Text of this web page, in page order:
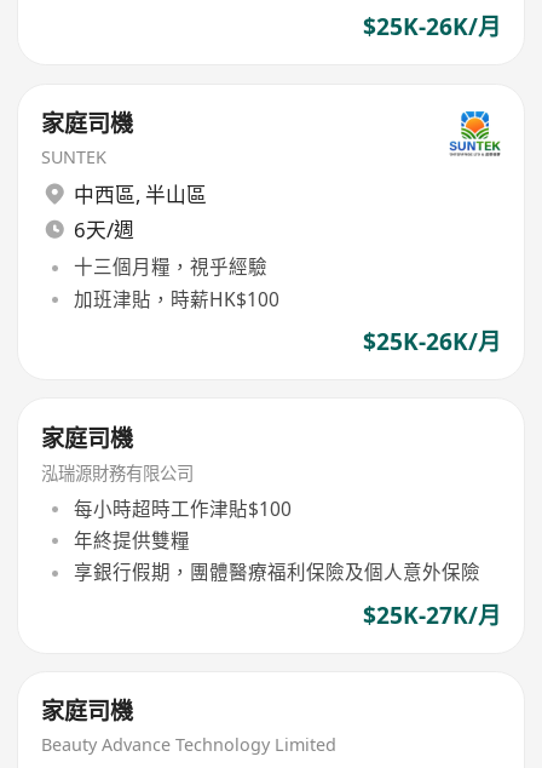
$25K-26K/月
家庭司機
SUNTEK
中西區, 半山區
6天/週
十三個月糧，視乎經驗
加班津貼，時薪HK$100
$25K-26K/月
家庭司機
泓瑞源財務有限公司
每小時超時工作津貼$100
年終提供雙糧
享銀行假期，團體醫療福利保險及個人意外保險
$25K-27K/月
家庭司機
Beauty Advance Technology Limited